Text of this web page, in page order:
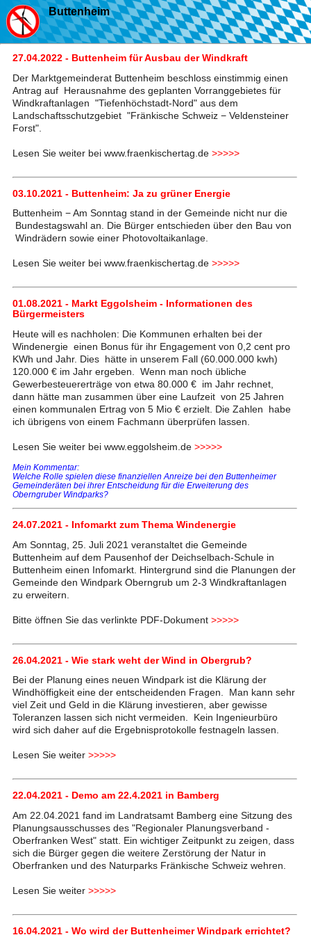
Buttenheim
27.04.2022 - Buttenheim für Ausbau der Windkraft
Der Marktgemeinderat Buttenheim beschloss einstimmig einen
Antrag auf Herausnahme des geplanten Vorranggebietes für
Windkraftanlagen "Tiefenhöchstadt-Nord" aus dem
Landschaftsschutzgebiet "Fränkische Schweiz − Veldensteiner
Forst".
Lesen Sie weiter bei www.fraenkischertag.de >>>>>
03.10.2021 - Buttenheim: Ja zu grüner Energie
Buttenheim − Am Sonntag stand in der Gemeinde nicht nur die
Bundestagswahl an. Die Bürger entschieden über den Bau von
Windrädern sowie einer Photovoltaikanlage.
Lesen Sie weiter bei www.fraenkischertag.de >>>>>
01.08.2021 - Markt Eggolsheim - Informationen des
Bürgermeisters
Heute will es nachholen: Die Kommunen erhalten bei der
Windenergie einen Bonus für ihr Engagement von 0,2 cent pro
KWh und Jahr. Dies hätte in unserem Fall (60.000.000 kwh)
120.000 € im Jahr ergeben. Wenn man noch übliche
Gewerbesteuererträge von etwa 80.000 € im Jahr rechnet,
dann hätte man zusammen über eine Laufzeit von 25 Jahren
einen kommunalen Ertrag von 5 Mio € erzielt. Die Zahlen habe
ich übrigens von einem Fachmann überprüfen lassen.
Lesen Sie weiter bei www.eggolsheim.de >>>>>
Mein Kommentar:
Welche Rolle spielen diese finanziellen Anreize bei den Buttenheimer
Gemeinderäten bei ihrer Entscheidung für die Erweiterung des
Oberngruber Windparks?
24.07.2021 - Infomarkt zum Thema Windenergie
Am Sonntag, 25. Juli 2021 veranstaltet die Gemeinde
Buttenheim auf dem Pausenhof der Deichselbach-Schule in
Buttenheim einen Infomarkt. Hintergrund sind die Planungen der
Gemeinde den Windpark Oberngrub um 2-3 Windkraftanlagen
zu erweitern.
Bitte öffnen Sie das verlinkte PDF-Dokument >>>>>
26.04.2021 - Wie stark weht der Wind in Obergrub?
Bei der Planung eines neuen Windpark ist die Klärung der
Windhöffigkeit eine der entscheidenden Fragen. Man kann sehr
viel Zeit und Geld in die Klärung investieren, aber gewisse
Toleranzen lassen sich nicht vermeiden. Kein Ingenieurbüro
wird sich daher auf die Ergebnisprotokolle festnageln lassen.
Lesen Sie weiter >>>>>
22.04.2021 - Demo am 22.4.2021 in Bamberg
Am 22.04.2021 fand im Landratsamt Bamberg eine Sitzung des
Planungsausschusses des "Regionaler Planungsverband -
Oberfranken West" statt. Ein wichtiger Zeitpunkt zu zeigen, dass
sich die Bürger gegen die weitere Zerstörung der Natur in
Oberfranken und des Naturparks Fränkische Schweiz wehren.
Lesen Sie weiter >>>>>
16.04.2021 - Wo wird der Buttenheimer Windpark errichtet?